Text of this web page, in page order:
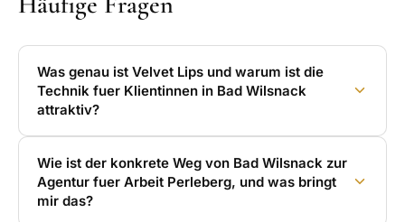
Was genau ist Velvet Lips und warum ist die
Technik fuer Klientinnen in Bad Wilsnack
attraktiv?
Wie ist der konkrete Weg von Bad Wilsnack zur
Agentur fuer Arbeit Perleberg, und was bringt
mir das?